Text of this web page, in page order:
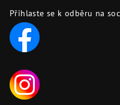
Přihlaste se k odběru na